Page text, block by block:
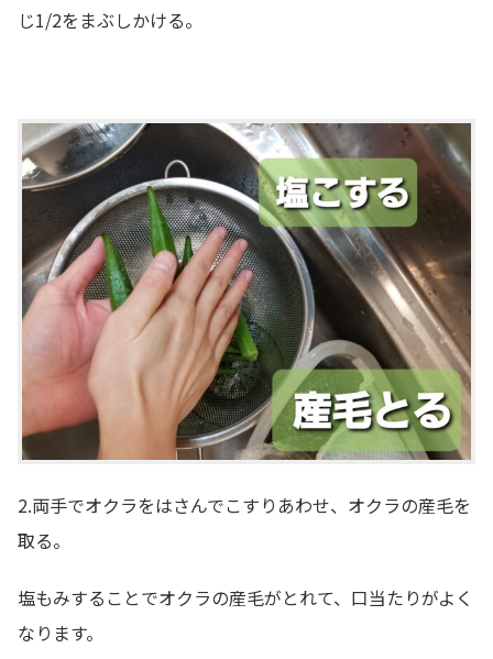
じ1/2をまぶしかける。
2.両手でオクラをはさんでこすりあわせ、オクラの産毛を
取る。
塩もみすることでオクラの産毛がとれて、口当たりがよく
なります。